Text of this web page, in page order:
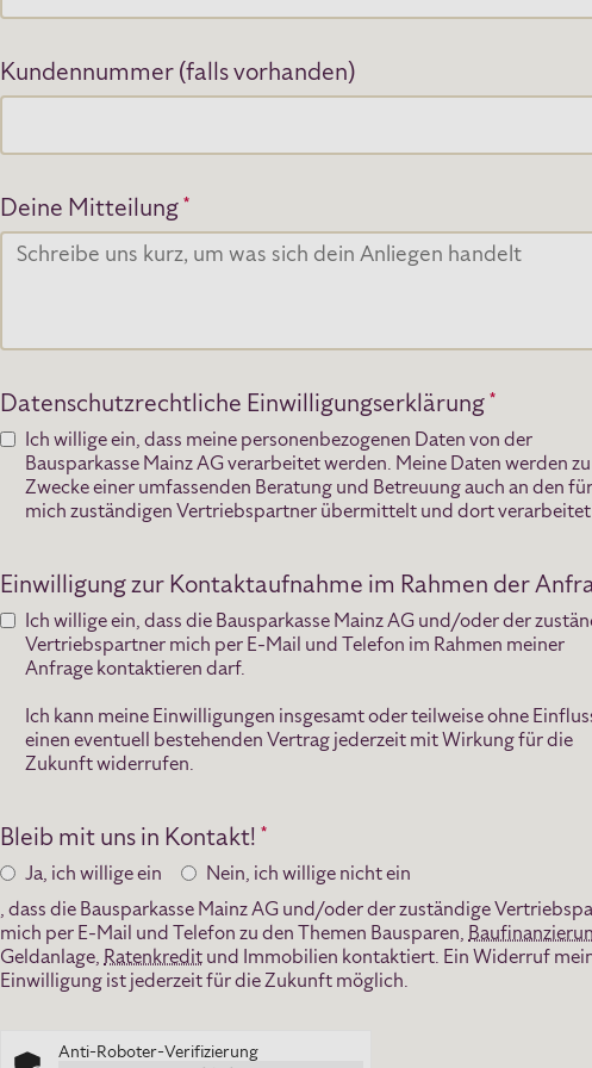
Kundennummer (falls vorhanden)
Deine Mitteilung *
Datenschutzrechtliche Einwilligungserklärung *
Ich willige ein, dass meine personenbezogenen Daten von der
Bausparkasse Mainz AG verarbeitet werden. Meine Daten werden
Zwecke einer umfassenden Beratung und Betreuung auch an den für
mich zuständigen Vertriebspartner übermittelt und dort
Einwilligung zur Kontaktaufnahme im Rahmen der
Ich willige ein, dass die Bausparkasse Mainz AG und/oder der
Vertriebspartner mich per E-Mail und Telefon im Rahmen meiner
Anfrage kontaktieren darf.
Ich kann meine Einwilligungen insgesamt oder teilweise ohne
einen eventuell bestehenden Vertrag jederzeit mit Wirkung für die
Zukunft widerrufen.
Bleib mit uns in Kontakt! *
Ja, ich willige ein
Nein, ich willige nicht ein
, dass die Bausparkasse Mainz AG und/oder der zuständige
mich per E-Mail und Telefon zu den Themen Bausparen,
Geldanlage, Ratenkredit und Immobilien kontaktiert. Ein Widerruf
Einwilligung ist jederzeit für die Zukunft möglich.
Anti-Roboter-Verifizierung